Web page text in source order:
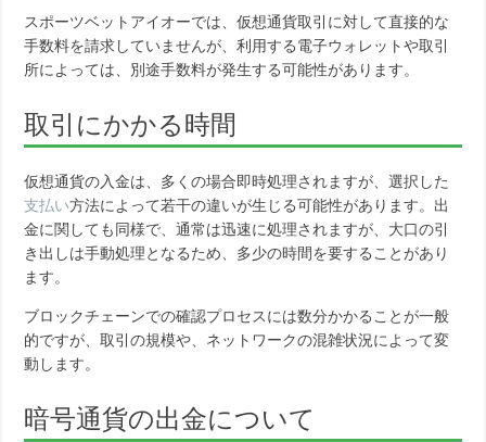
スポーツベットアイオーでは、仮想通貨取引に対して直接的な
手数料を請求していませんが、利用する電子ウォレットや取引
所によっては、別途手数料が発生する可能性があります。
取引にかかる時間
仮想通貨の入金は、多くの場合即時処理されますが、選択した
支払い方法によって若干の違いが生じる可能性があります。出
金に関しても同様で、通常は迅速に処理されますが、大口の引
き出しは手動処理となるため、多少の時間を要することがあり
ます。
ブロックチェーンでの確認プロセスには数分かかることが一般
的ですが、取引の規模や、ネットワークの混雑状況によって変
動します。
暗号通貨の出金について